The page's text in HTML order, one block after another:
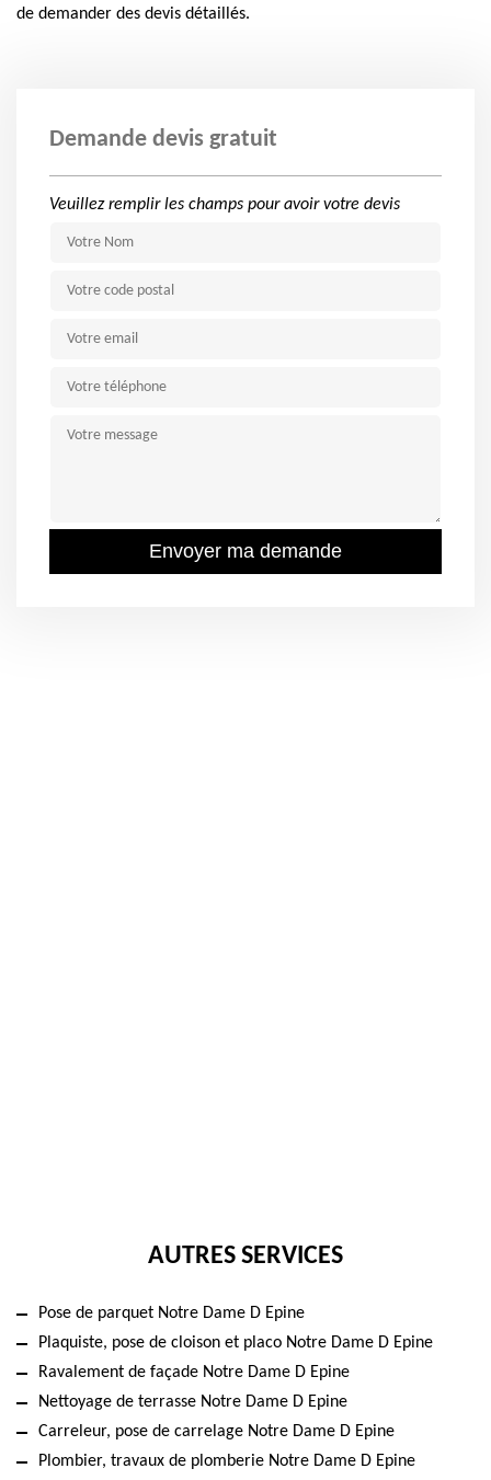
de demander des devis détaillés.
Demande devis gratuit
Veuillez remplir les champs pour avoir votre devis
AUTRES SERVICES
Pose de parquet Notre Dame D Epine
Plaquiste, pose de cloison et placo Notre Dame D Epine
Ravalement de façade Notre Dame D Epine
Nettoyage de terrasse Notre Dame D Epine
Carreleur, pose de carrelage Notre Dame D Epine
Plombier, travaux de plomberie Notre Dame D Epine